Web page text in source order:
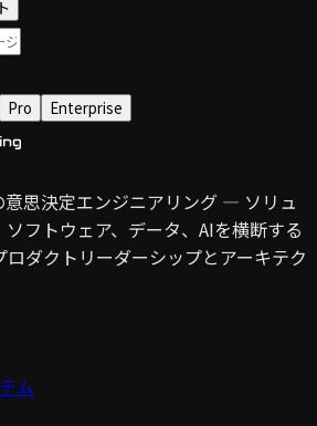
Pro Enterprise
意思決定エンジニアリング — ソリュ
フトウェア、データ、AIを横断する
ダクトリーダーシップとアーキテク
ム